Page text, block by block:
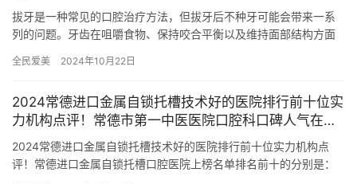
拔牙是一种常见的口腔治疗方法，但拔牙后不种牙可能会带来一系
列的问题。牙齿在咀嚼食物、保持咬合平衡以及维持面部结构方面
发的一…
全民爱美 2024年10月22日
2024常德进口金属自锁托槽技术好的医院排行前十位实
力机构点评！常德市第一中医医院口腔科口碑人气在线
比拼
2024常德进口金属自锁托槽技术好的医院排行前十位实力机构点
评！常德进口金属自锁托槽口腔医院上榜名单排名前十的分别是：